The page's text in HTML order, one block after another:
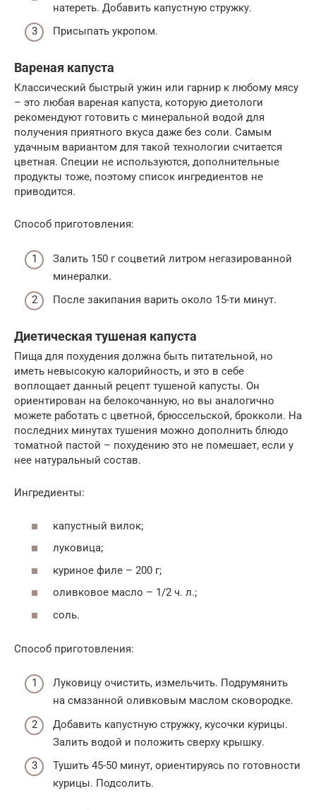
натереть. Добавить капустную стружку.
Присыпать укропом.
Вареная капуста
Классический быстрый ужин или гарнир к любому мясу
– это любая вареная капуста, которую диетологи
рекомендуют готовить с минеральной водой для
получения приятного вкуса даже без соли. Самым
удачным вариантом для такой технологии считается
цветная. Специи не используются, дополнительные
продукты тоже, поэтому список ингредиентов не
приводится.
Способ приготовления:
Залить 150 г соцветий литром негазированной
минералки.
После закипания варить около 15-ти минут.
Диетическая тушеная капуста
Пища для похудения должна быть питательной, но
иметь невысокую калорийность, и это в себе
воплощает данный рецепт тушеной капусты. Он
ориентирован на белокочанную, но вы аналогично
можете работать с цветной, брюссельской, брокколи. На
последних минутах тушения можно дополнить блюдо
томатной пастой – похудению это не помешает, если у
нее натуральный состав.
Ингредиенты:
капустный вилок;
луковица;
куриное филе – 200 г;
оливковое масло – 1/2 ч. л.;
соль.
Способ приготовления:
Луковицу очистить, измельчить. Подрумянить
на смазанной оливковым маслом сковородке.
Добавить капустную стружку, кусочки курицы.
Залить водой и положить сверху крышку.
Тушить 45-50 минут, ориентируясь по готовности
курицы. Подсолить.